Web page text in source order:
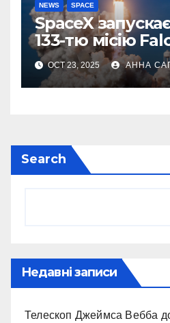
NEWS SPACE
SpaceX
133-тю місію
року
OCT 23, 2025 АННА
Search
Недавні записи
Телескоп Джеймса Вебба